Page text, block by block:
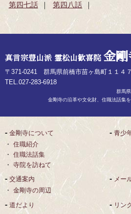
第四七話
第四八話
真言宗豊山派 霊松山歓喜院金剛
〒371-0241 群馬県前橋市苗ヶ島町１１４７
TEL.027-283-6918
群馬
金剛寺の沿革や文化財、住職法話集
金剛寺について
住職紹介
住職法話集
寺院を訪ねて
青少
交通案内
金剛寺の周辺
メー
道だより リン